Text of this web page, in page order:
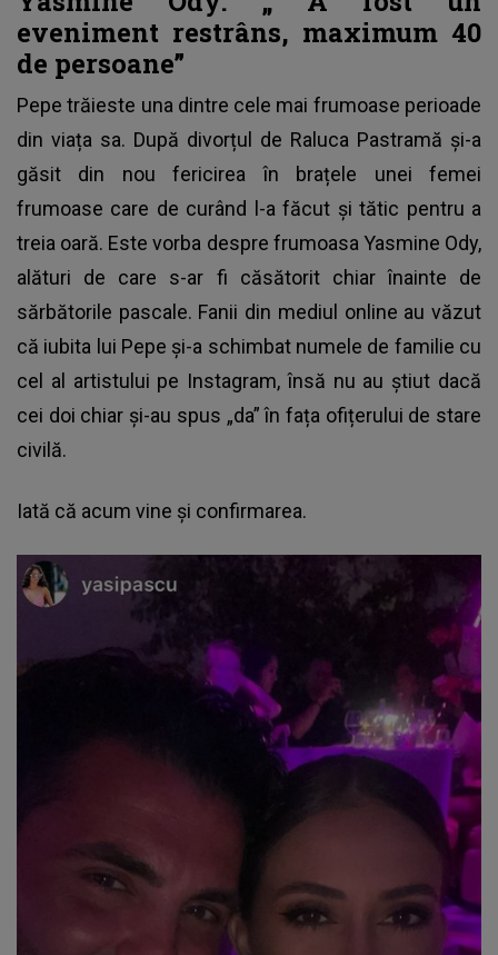
eveniment restrâns, maximum 40
de persoane”
Pepe trăieste una dintre cele mai frumoase perioade
din viața sa. După divorțul de Raluca Pastramă și-a
găsit din nou fericirea în brațele unei femei
frumoase care de curând l-a făcut și tătic pentru a
treia oară. Este vorba despre frumoasa Yasmine Ody,
alături de care s-ar fi căsătorit chiar înainte de
sărbătorile pascale. Fanii din mediul online au văzut
că iubita lui Pepe și-a schimbat numele de familie cu
cel al artistului pe Instagram, însă nu au știut dacă
cei doi chiar și-au spus „da” în fața ofițerului de stare
civilă.
Iată că acum vine și confirmarea.